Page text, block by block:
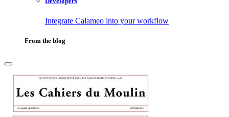
Integrate Calameo into your workflow
From the blog